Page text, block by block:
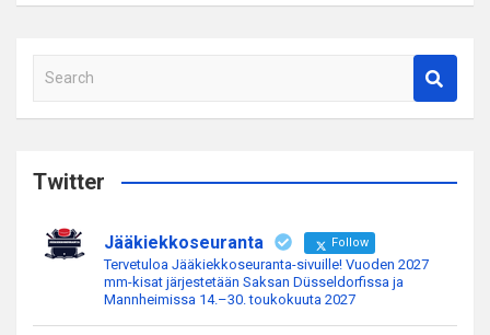
a
c
Twitter
Jääkiekkoseuranta Follow
Tervetuloa Jääkiekkoseuranta-sivuille! Vuoden 2027
mm-kisat järjestetään Saksan Düsseldorfissa ja
Mannheimissa 14.–30. toukokuuta 2027